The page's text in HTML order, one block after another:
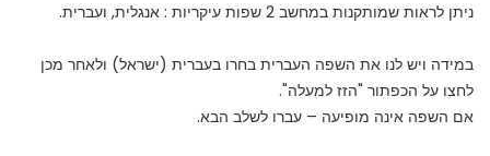
ניתן לראות שמותקנות במחשב 2 שפות עיקריות : אנגלית, ועברית.
במידה ויש לנו את השפה העברית בחרו בעברית (ישראל) ולאחר מכן
לחצו על הכפתור "הזז למעלה".
אם השפה אינה מופיעה – עברו לשלב הבא.